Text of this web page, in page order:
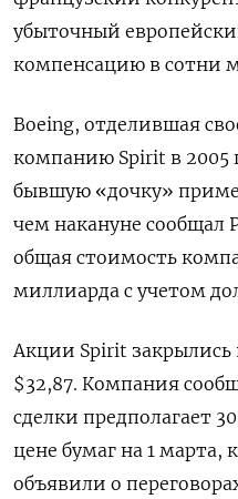
убыточный
компенсацию в сотни
Boeing, отделившая
компанию Spirit в 2005
бывшую «дочку»
чем накануне сообщал
общая стоимость
миллиарда с учетом
Акции Spirit закрылись
$32,87. Компания
сделки предполагает
цене бумаг на 1 марта,
объявили о